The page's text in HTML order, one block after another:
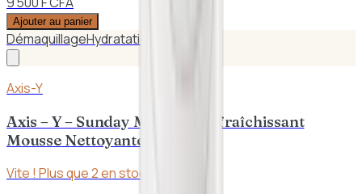
Ajouter au panier
DémaquillageHydratation
Axis-Y
Axis – Y – Sunday Morning Rafraîchissant
Mousse Nettoyante 120ml
Vite ! Plus que2en stock